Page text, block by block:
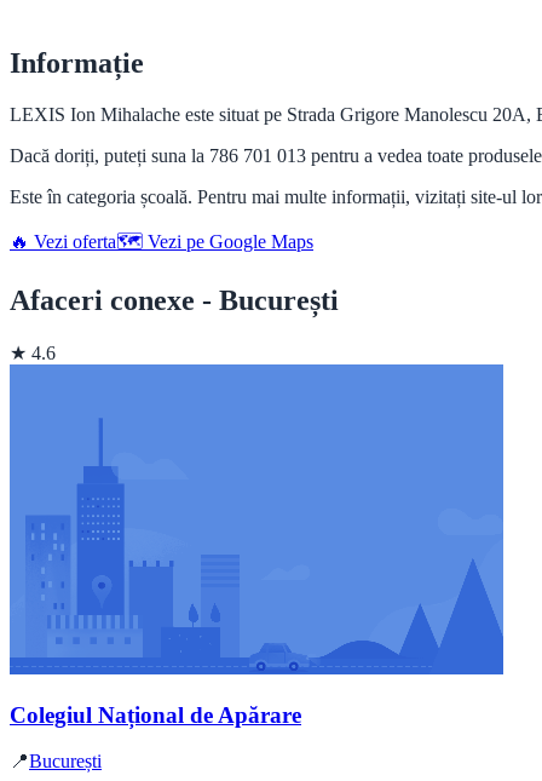
Informație
LEXIS Ion Mihalache este situat pe Strada Grigore Manolescu 20A,
Dacă doriți, puteți suna la 786 701 013 pentru a vedea toate
Este în categoria școală. Pentru mai multe informații, vizitați site-ul
🔥 Vezi oferta🗺️ Vezi pe Google Maps
Afaceri conexe - București
★ 4.6
Colegiul Național de Apărare
📍București